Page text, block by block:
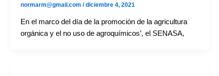
normarm@gmail.com /diciembre 4, 2021
En el marco del día de la promoción de la agricultura
orgánica y el no uso de agroquímicos’, el SENASA,